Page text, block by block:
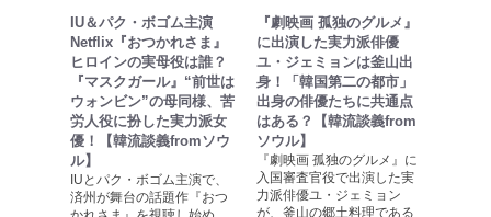
IU＆パク・ボゴム主演
Netflix『おつかれさま』
ヒロインの実母役は誰？
『マスクガール』“前世は
ウォンビン”の母同様、苦
労人役に扮した実力派女
優！【韓流談義fromソウ
ル】
IUとパク・ボゴム主演で、
済州が舞台の話題作『おつ
『劇映画 孤独のグルメ』
に出演した実力派俳優
ユ・ジェミョンは釜山出
身！「韓国第二の都市」
出身の俳優たちに共通点
はある？【韓流談義from
ソウル】
『劇映画 孤独のグルメ』に
入国審査官役で出演した実
力派俳優ユ・ジェミョン
が、釜山の郷土料理である